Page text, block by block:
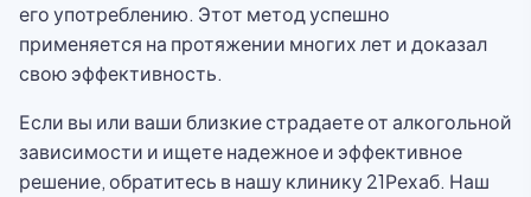
его употреблению. Этот метод успешно
применяется на протяжении многих лет и доказал
свою эффективность.
Если вы или ваши близкие страдаете от алкогольной
зависимости и ищете надежное и эффективное
решение, обратитесь в нашу клинику 21Рехаб. Наш